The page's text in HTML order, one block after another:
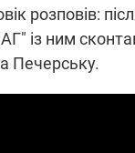
розповів:
із ним
Печерську.